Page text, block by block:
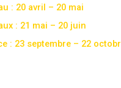
: 20 avril – 20 mai
: 21 mai – 20 juin
: 23 septembre – 22